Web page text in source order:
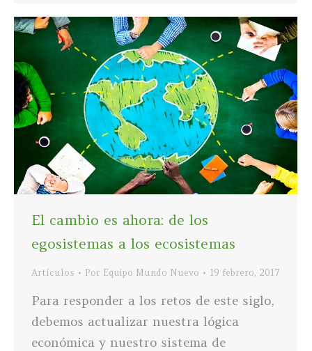
El cambio es ahora: de los
egosistemas a los ecosistemas
Artículos Por Equipo Mundo Nuevo 19 febrero, 2017
Para responder a los retos de este siglo,
debemos actualizar nuestra lógica
económica y nuestro sistema de